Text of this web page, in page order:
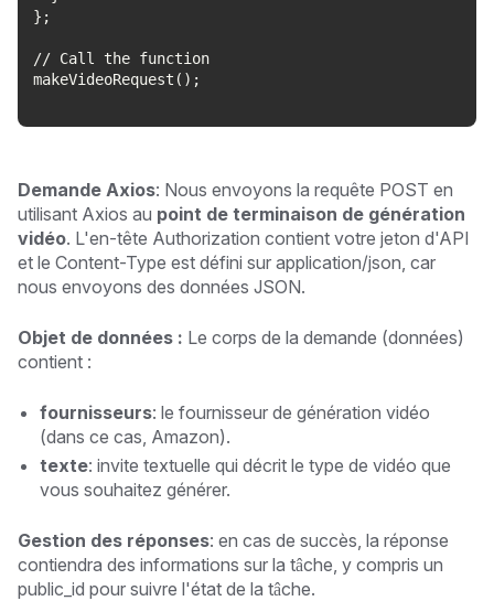
};
// Call the function
makeVideoRequest();
Demande Axios: Nous envoyons la requête POST en
utilisant Axios au point de terminaison de génération
vidéo. L'en-tête Authorization contient votre jeton d'API
et le Content-Type est défini sur application/json, car
nous envoyons des données JSON.
Objet de données : Le corps de la demande (données)
contient :
fournisseurs: le fournisseur de génération vidéo
(dans ce cas, Amazon).
texte: invite textuelle qui décrit le type de vidéo que
vous souhaitez générer.
Gestion des réponses: en cas de succès, la réponse
contiendra des informations sur la tâche, y compris un
public_id pour suivre l'état de la tâche.